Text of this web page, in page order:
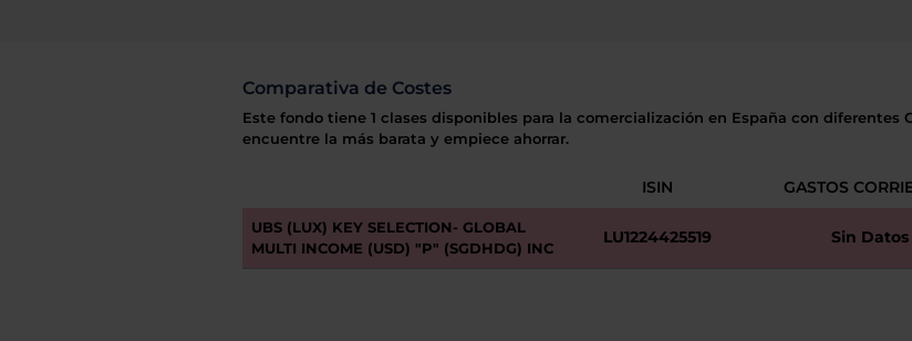
Comparativa de Costes
Este fondo tiene 1 clases disponibles para la comercialización en España con diferentes
encuentre la más barata y empiece ahorrar.
ISIN GASTOS
UBS (LUX) KEY SELECTION- GLOBAL
MULTI INCOME (USD) "P" (SGDHDG) INC
LU1224425519 Sin Datos